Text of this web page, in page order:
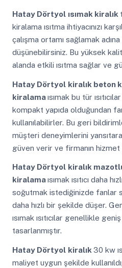
Hatay Dörtyol ısımak kiralık
kiralama ısıtma ihtiyacınızı
çalışma ortamı sağlamak adına
düşünebilirsiniz. Bu yüksek
alanda etkili ısıtma sağlar ve
Hatay Dörtyol kiralık beton
kiralamaısımak bu tür
kompakt yapıda olduğundan
kullanılabilirler. Bu geri
müşteri deneyimlerini
güven verir ve firmanın hizmet
Hatay Dörtyol kiralık
kiralamaısımak ısıtıcı daha
soğutmak istediğinizde fanlar
daha hızlı bir şekilde düşer.
ısımak ısıtıcılar genellikle
tasarlanmıştır.
Hatay Dörtyol kiralık 30 kw
maliyet uygun şekilde